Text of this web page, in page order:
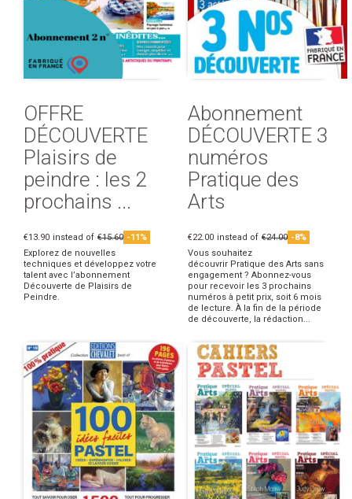
OFFRE
DÉCOUVERTE
Plaisirs de
peindre : les 2
prochains ...
€13.90 instead of €15.60 -11%
Explorez de nouvelles
techniques et développez votre
talent avec l’abonnement
Découverte de Plaisirs de
Peindre.
Abonnement
DÉCOUVERTE 3
numéros
Pratique des
Arts
€22.00 instead of €24.00 -8%
Vous souhaitez
découvrir Pratique des Arts sans
engagement ? Abonnez-vous
pour recevoir les 3 prochains
numéros à petit prix, soit 6 mois
de lecture. À la fin de la période
de découverte, la rédaction...